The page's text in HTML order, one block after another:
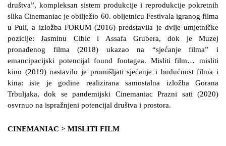
društva”, kompleksan sistem produkcije i reprodukcije pokretnih
slika Cinemaniac je obilježio 60. obljetnicu Festivala igranog filma
u Puli, a izložba FORUM (2016) predstavila je dvije umjetničke
pozicije: Jasminu Cibic i Assafa Grubera, dok je Muzej
pronađenog filma (2018) ukazao na “sjećanje filma” i
emancipacijski potencijal found footagea. Misliti film… misliti
kino (2019) nastavilo je promišljati sjećanje i budućnost filma i
kina: iste je godine realizirana samostalna izložba Gorana
Trbuljaka, dok se pandemijski Cinemaniac Prazni sati (2020)
osvrnuo na ispražnjeni potencijal društva i prostora.
CINEMANIAC > MISLITI FILM